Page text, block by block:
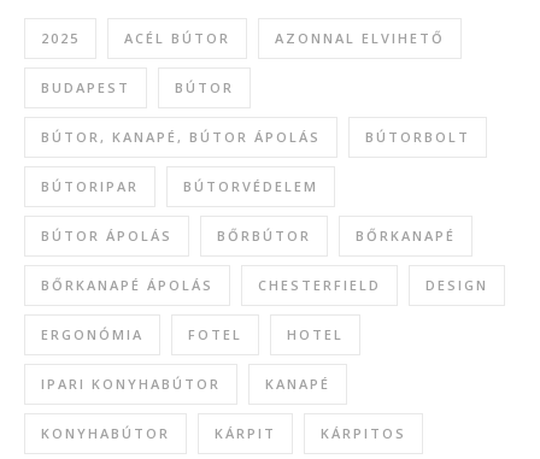
2025 ACÉL BÚTOR AZONNAL ELVIHETŐ
BUDAPEST BÚTOR
BÚTOR, KANAPÉ, BÚTOR ÁPOLÁS BÚTORBOLT
BÚTORIPAR BÚTORVÉDELEM
BÚTOR ÁPOLÁS BŐRBÚTOR BŐRKANAPÉ
BŐRKANAPÉ ÁPOLÁS CHESTERFIELD DESIGN
ERGONÓMIA FOTEL HOTEL
IPARI KONYHABÚTOR KANAPÉ
KONYHABÚTOR KÁRPIT KÁRPITOS